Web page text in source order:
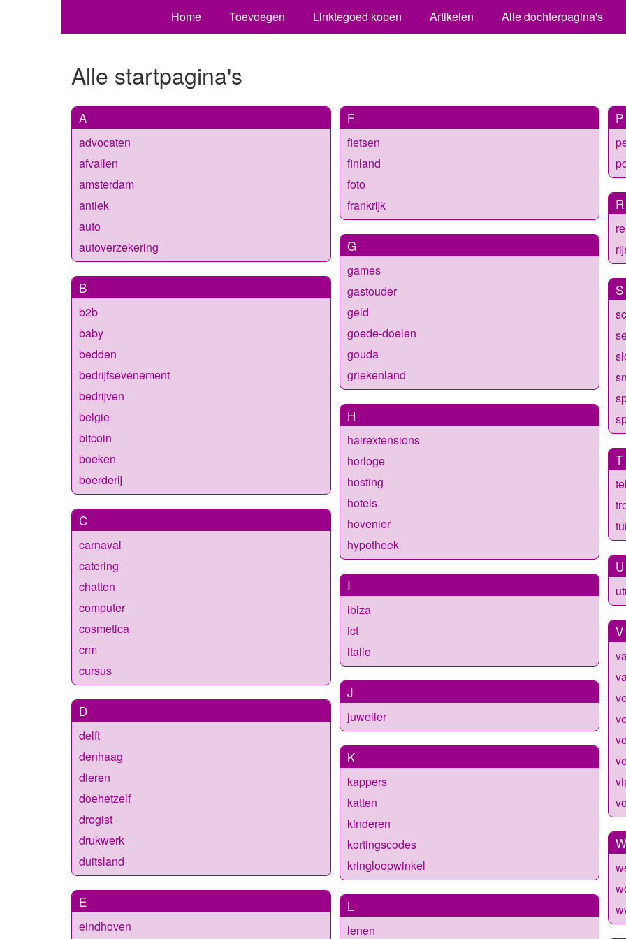
Home Toevoegen Linktegoed kopen Artikelen Alle dochterpagina's
Alle startpagina's
A
advocaten
afvallen
amsterdam
antiek
auto
autoverzekering
B
b2b
baby
bedden
bedrijfsevenement
bedrijven
belgie
bitcoin
boeken
boerderij
C
carnaval
catering
chatten
computer
cosmetica
crm
cursus
D
delft
denhaag
dieren
doehetzelf
drogist
drukwerk
duitsland
E
eindhoven
F
fietsen
finland
foto
frankrijk
G
games
gastouder
geld
goede-doelen
gouda
griekenland
H
hairextensions
horloge
hosting
hotels
hovenier
hypotheek
I
ibiza
ict
italie
J
juwelier
K
kappers
katten
kinderen
kortingscodes
kringloopwinkel
L
lenen
P
R
S
T
U
V
W